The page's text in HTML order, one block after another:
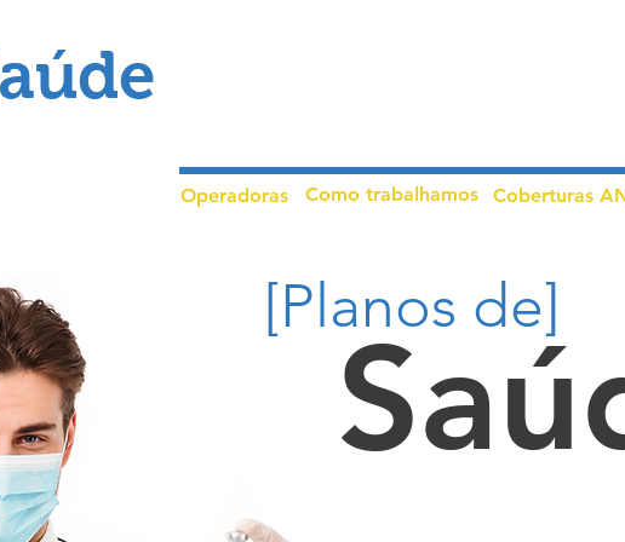
Operadoras Como trabalhamos Coberturas
[Planos de]